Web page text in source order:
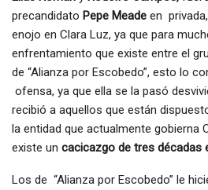
precandidato Pepe Meade en
enojo en Clara Luz, ya que para
enfrentamiento que existe entre el
de “Alianza por Escobedo”, esto lo
ofensa, ya que ella se la pasó
recibió a aquellos que están
la entidad que actualmente gobierna
existe un cacicazgo de tres décadas
Los de “Alianza por Escobedo” le